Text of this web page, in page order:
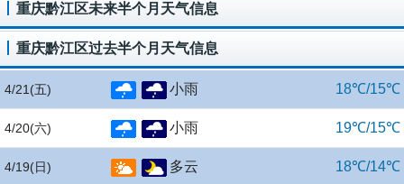
重庆黔江区未来半个月天气信息
重庆黔江区过去半个月天气信息
4/21 (五) 小雨 18℃/15℃
4/20(六) 小雨 19℃/15℃
4/19(日) 多云 18℃/14℃